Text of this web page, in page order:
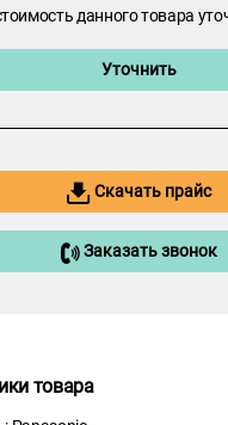
данного товара
Уточнить
Скачать прайс
Заказать звонок
товара